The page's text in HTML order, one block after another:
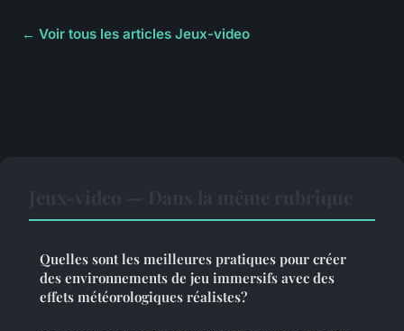
← Voir tous les articles Jeux-video
Quelles sont les meilleures pratiques pour créer
des environnements de jeu immersifs avec des
effets météorologiques réalistes?